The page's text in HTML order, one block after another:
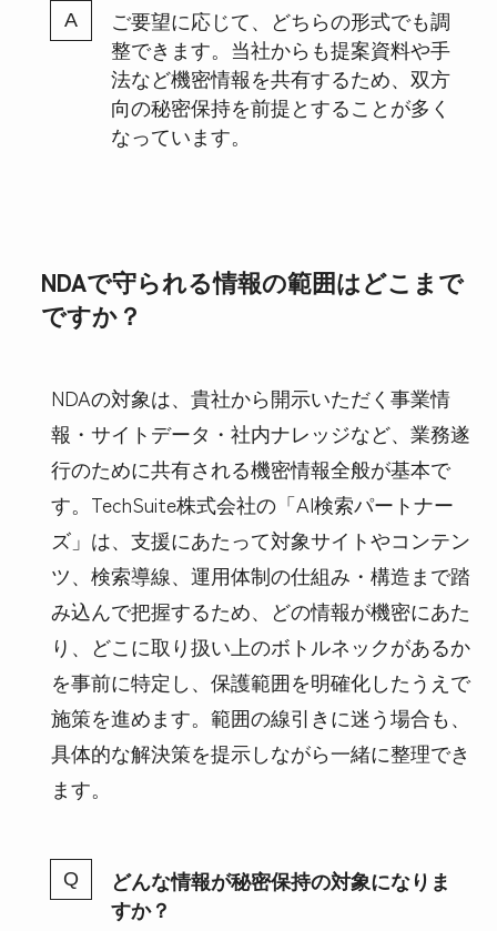
ご要望に応じて、どちらの形式でも調
整できます。当社からも提案資料や手
法など機密情報を共有するため、双方
向の秘密保持を前提とすることが多く
なっています。
NDAで守られる情報の範囲はどこまで
ですか？
NDAの対象は、貴社から開示いただく事業情
報・サイトデータ・社内ナレッジなど、業務遂
行のために共有される機密情報全般が基本で
す。TechSuite株式会社の「AI検索パートナー
ズ」は、支援にあたって対象サイトやコンテン
ツ、検索導線、運用体制の仕組み・構造まで踏
み込んで把握するため、どの情報が機密にあた
り、どこに取り扱い上のボトルネックがあるか
を事前に特定し、保護範囲を明確化したうえで
施策を進めます。範囲の線引きに迷う場合も、
具体的な解決策を提示しながら一緒に整理でき
ます。
どんな情報が秘密保持の対象になりま
すか？